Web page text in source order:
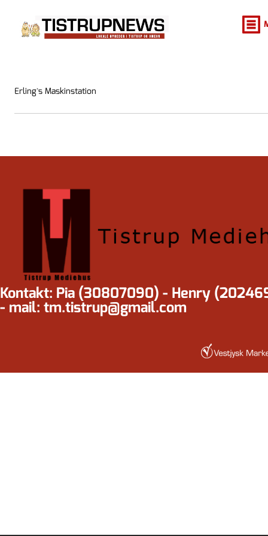
Erling`s Maskinstation
Kontakt: Pia (30807090) - Henry
- mail: tm.tistrup@gmail.com